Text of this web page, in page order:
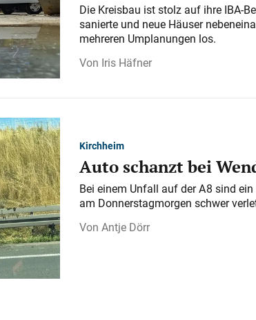
Die Kreisbau ist stolz auf ihre IBA-
sanierte und neue Häuser
mehreren Umplanungen los.
Iris Häfner
Kirchheim
Auto schanzt bei
Bei einem Unfall auf der A 8 sind
am Donnerstagmorgen schwer
Antje Dörr